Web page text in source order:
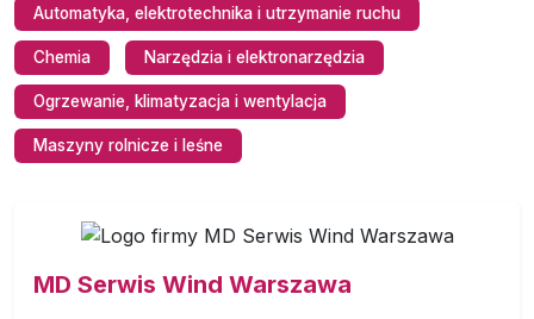
Automatyka, elektrotechnika i utrzymanie ruchu
Chemia Narzędzia i elektronarzędzia
Ogrzewanie, klimatyzacja i wentylacja
Maszyny rolnicze i leśne
MD Serwis Wind Warszawa